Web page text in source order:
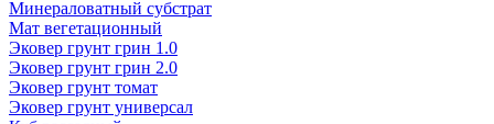
Минераловатный субстрат
Мат вегетационный
Эковер грунт грин 1.0
Эковер грунт грин 2.0
Эковер грунт томат
Эковер грунт универсал